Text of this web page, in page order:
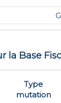
la Base
Type
mutation